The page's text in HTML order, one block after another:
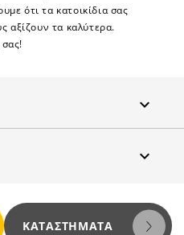
ότι τα κατοικίδια σας
αξίζουν τα καλύτερα.


ΚΑΤΑΣΤΉΜΑΤΑ